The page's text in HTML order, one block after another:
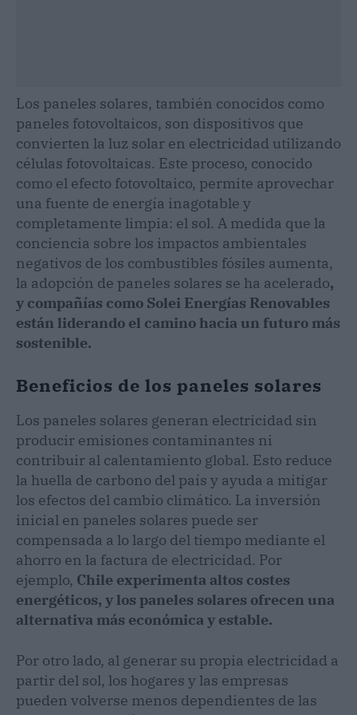
Los paneles solares, también conocidos como
paneles fotovoltaicos, son dispositivos que
convierten la luz solar en electricidad utilizando
células fotovoltaicas. Este proceso, conocido
como el efecto fotovoltaico, permite aprovechar
una fuente de energía inagotable y
completamente limpia: el sol. A medida que la
conciencia sobre los impactos ambientales
negativos de los combustibles fósiles aumenta,
la adopción de paneles solares se ha acelerado,
y compañías como Solei Energías Renovables
están liderando el camino hacia un futuro más
sostenible.
Beneficios de los paneles solares
Los paneles solares generan electricidad sin
producir emisiones contaminantes ni
contribuir al calentamiento global. Esto reduce
la huella de carbono del país y ayuda a mitigar
los efectos del cambio climático. La inversión
inicial en paneles solares puede ser
compensada a lo largo del tiempo mediante el
ahorro en la factura de electricidad. Por
ejemplo, Chile experimenta altos costes
energéticos, y los paneles solares ofrecen una
alternativa más económica y estable.
Por otro lado, al generar su propia electricidad a
partir del sol, los hogares y las empresas
pueden volverse menos dependientes de las